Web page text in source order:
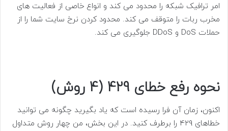
امر ترافیک شبکه را محدود می کند و انواع خاصی از فعالیت های
مخرب ربات را متوقف می کند. محدود کردن نرخ سایت شما را از
حملات DoS و DDoS جلوگیری می کند.
نحوه رفع خطای 429 (4 روش)
اکنون، زمان آن فرا رسیده است که یاد بگیرید چگونه می توانید
خطاهای 429 را برطرف کنید. در این بخش، من چهار روش متداول